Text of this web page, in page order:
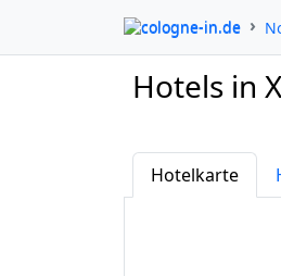
cologne-in.de
Hotels in
Hotelkarte